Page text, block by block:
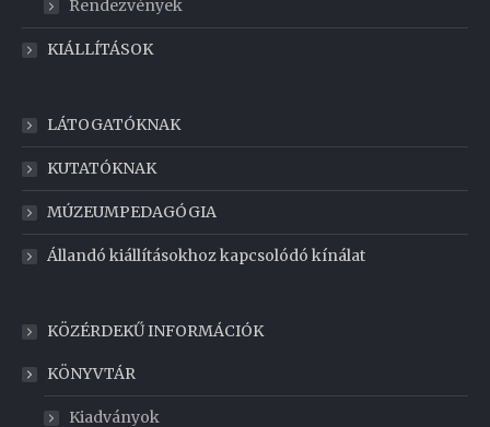
Rendezvények
KIÁLLÍTÁSOK
LÁTOGATÓKNAK
KUTATÓKNAK
MÚZEUMPEDAGÓGIA
Állandó kiállításokhoz kapcsolódó kínálat
KÖZÉRDEKŰ INFORMÁCIÓK
KÖNYVTÁR
Kiadványok